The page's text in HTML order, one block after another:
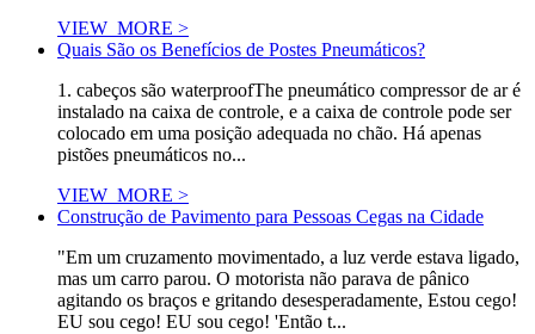
VIEW_MORE >
Quais São os Benefícios de Postes Pneumáticos?
1. cabeços são waterproofThe pneumático compressor de ar é
instalado na caixa de controle, e a caixa de controle pode ser
colocado em uma posição adequada no chão. Há apenas
pistões pneumáticos no...
VIEW_MORE >
Construção de Pavimento para Pessoas Cegas na Cidade
"Em um cruzamento movimentado, a luz verde estava ligado,
mas um carro parou. O motorista não parava de pânico
agitando os braços e gritando desesperadamente, Estou cego!
EU sou cego! EU sou cego! 'Então t...